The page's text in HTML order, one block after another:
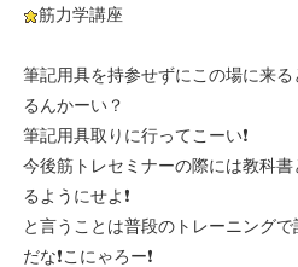
筋力学講座
筆記用具を持参せずにこの場に来る
るんかーい？
筆記用具取りに行ってこーい❗
今後筋トレセミナーの際には教科
るようにせよ❗
と言うことは普段のトレーニング
だな❗こにゃろー❗